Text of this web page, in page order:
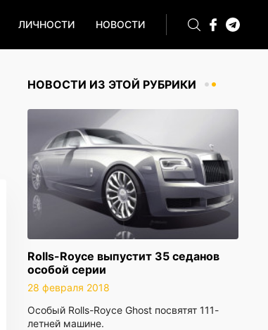
ЛИЧНОСТИ НОВОСТИ
НОВОСТИ ИЗ ЭТОЙ РУБРИКИ
Rolls-Royce выпустит 35 седанов
особой серии
28 февраля 2018
Особый Rolls-Royce Ghost посвятят 111-
летней машине.